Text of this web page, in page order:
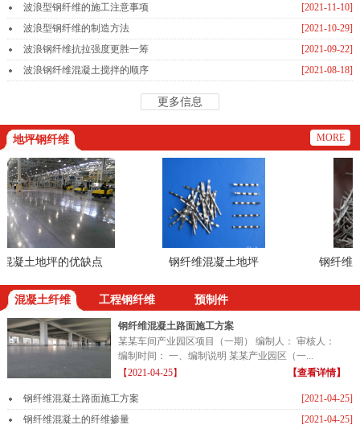
[2021-11-10]
波浪型钢纤维的施工注意事项
[2021-10-29]
波浪型钢纤维的制造方法
[2021-09-22]
波浪钢纤维抗拉强度更胜一筹
[2021-08-18]
波浪钢纤维混凝土搅拌的顺序
更多信息
地坪钢纤维 MORE
土地坪的优缺点 钢纤维混凝土地坪 钢纤维地
混凝土纤维 工程钢纤维 预制件
钢纤维混凝土路面施工方案
某某车间产业园区项目（一期） 编制人： 审核人：
编制时间： 一、编制说明 某某产业园区（一...
【2021-04-25】
【查看详情】
[2021-04-25]
钢纤维混凝土路面施工方案
[2021-04-25]
钢纤维混凝土的纤维掺量